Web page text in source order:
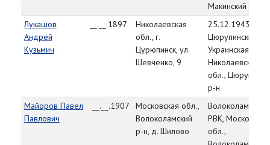
Макинский р-н
Лукашов
Андрей
Кузьмич
__.__.1897
Николаевская
обл., г.
Цурюпинск, ул.
Шевченко, 9
25.12.1943,
Цюрупинский
Украинская ССР,
Николаевская
обл.,
р-н
Майоров Павел
Павлович
__.__.1907
Московская обл.,
Волоколамский
р-н, д. Шилово
Волоколамский
РВК, Московская
обл.,